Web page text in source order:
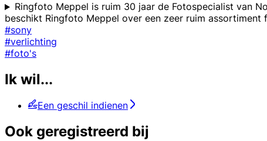
Ringfoto Meppel is ruim 30 jaar de Fotospecialist van
beschikt Ringfoto Meppel over een zeer ruim
#sony
#verlichting
#foto's
Ik wil...
Een geschil indienen
Ook geregistreerd bij